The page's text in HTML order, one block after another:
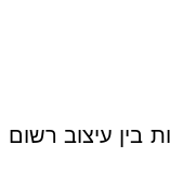
בין עיצוב רשום